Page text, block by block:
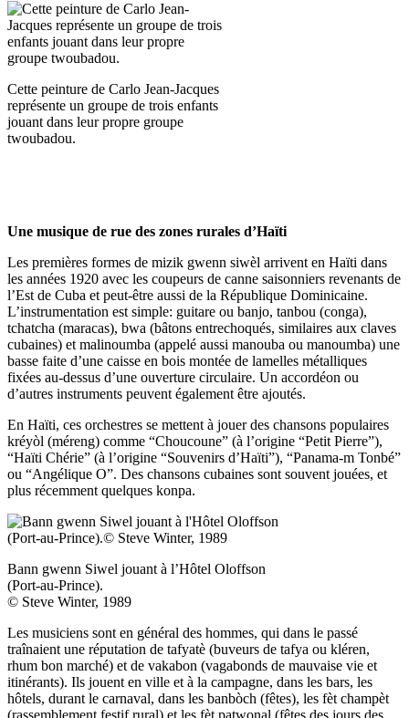
Cette peinture de Carlo Jean-Jacques
représente un groupe de trois enfants
jouant dans leur propre groupe
twoubadou.
Une musique de rue des zones rurales d’Haïti
Les premières formes de mizik gwenn siwèl arrivent en Haïti dans
les années 1920 avec les coupeurs de canne saisonniers revenants de
l’Est de Cuba et peut-être aussi de la République Dominicaine.
L’instrumentation est simple: guitare ou banjo, tanbou (conga),
tchatcha (maracas), bwa (bâtons entrechoqués, similaires aux claves
cubaines) et malinoumba (appelé aussi manouba ou manoumba) une
basse faite d’une caisse en bois montée de lamelles métalliques
fixées au-dessus d’une ouverture circulaire. Un accordéon ou
d’autres instruments peuvent également être ajoutés.
En Haïti, ces orchestres se mettent à jouer des chansons populaires
kréyòl (méreng) comme “Choucoune” (à l’origine “Petit Pierre”),
“Haïti Chérie” (à l’origine “Souvenirs d’Haïti”), “Panama-m Tonbé”
ou “Angélique O”. Des chansons cubaines sont souvent jouées, et
plus récemment quelques konpa.
Bann gwenn Siwel jouant à l’Hôtel Oloffson
(Port-au-Prince).
© Steve Winter, 1989
Les musiciens sont en général des hommes, qui dans le passé
traînaient une réputation de tafyatè (buveurs de tafya ou kléren,
rhum bon marché) et de vakabon (vagabonds de mauvaise vie et
itinérants). Ils jouent en ville et à la campagne, dans les bars, les
hôtels, durant le carnaval, dans les banbòch (fêtes), les fèt champèt